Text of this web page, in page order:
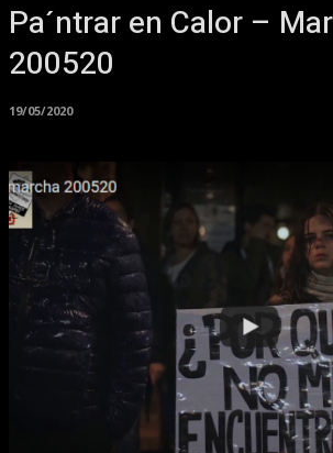
Pa´ntrar en Calor –
200520
19/05/2020